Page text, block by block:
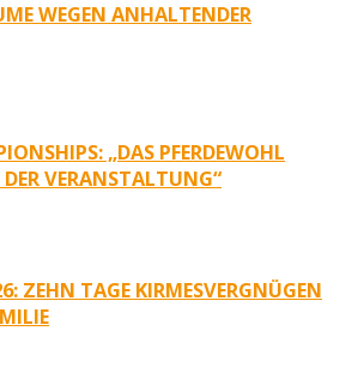
WEGEN ANHALTENDER
„DAS PFERDEWOHL
VERANSTALTUNG“
ZEHN TAGE KIRMESVERGNÜGEN